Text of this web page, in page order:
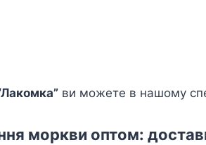
ви можете в нашому
моркви оптом: